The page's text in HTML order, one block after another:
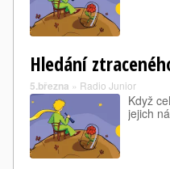
Hledání
5.března » Radio Junior
Když
jejich